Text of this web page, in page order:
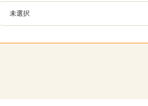
未選択